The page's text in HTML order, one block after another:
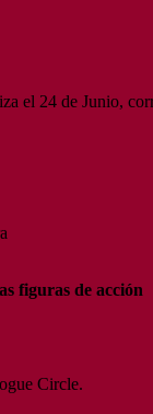
el 24 de Junio,
figuras de acción
Circle.